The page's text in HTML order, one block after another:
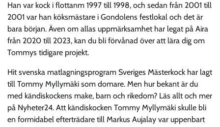
Han var kock i flottanm 1997 till 1998, och sedan från 2001 till
2001 var han köksmästare i Gondolens festlokal och det är
bara början. Även om allas uppmärksamhet har legat på Aira
från 2020 till 2023, kan du bli förvånad över att lära dig om
Tommys tidigare projekt.
Hit svenska matlagningsprogram Sveriges Mästerkock har lagt
till Tommy Myllymäki som domare. Men hur bekant är du
med kändiskockens make, barn och rikedom? Läs allt och mer
på Nyheter24. Att kändiskocken Tommy Myllymäki skulle bli
en formidabel efterträdare till Markus Aujalay var uppenbart